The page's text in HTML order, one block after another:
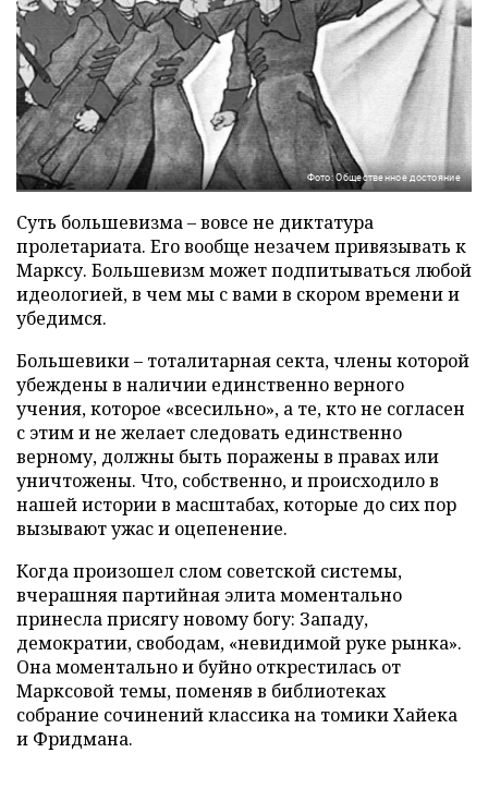
Фото: Общественное достояние
Суть большевизма – вовсе не диктатура
пролетариата. Его вообще незачем привязывать к
Марксу. Большевизм может подпитываться любой
идеологией, в чем мы с вами в скором времени и
убедимся.
Большевики – тоталитарная секта, члены которой
убеждены в наличии единственно верного
учения, которое «всесильно», а те, кто не согласен
с этим и не желает следовать единственно
верному, должны быть поражены в правах или
уничтожены. Что, собственно, и происходило в
нашей истории в масштабах, которые до сих пор
вызывают ужас и оцепенение.
Когда произошел слом советской системы,
вчерашняя партийная элита моментально
принесла присягу новому богу: Западу,
демократии, свободам, «невидимой руке рынка».
Она моментально и буйно открестилась от
Марксовой темы, поменяв в библиотеках
собрание сочинений классика на томики Хайека
и Фридмана.